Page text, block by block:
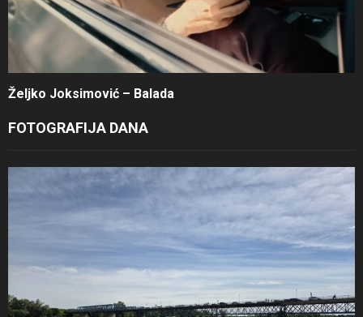
Željko Joksimović – Balada
FOTOGRAFIJA DANA